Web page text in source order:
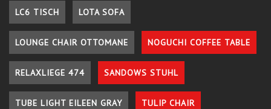
LC6 TISCH LOTA SOFA
LOUNGE CHAIR OTTOMANE NOGUCHI COFFEE TABLE
RELAXLIEGE 474 SANDOWS STUHL
TUBE LIGHT EILEEN GRAY TULIP CHAIR